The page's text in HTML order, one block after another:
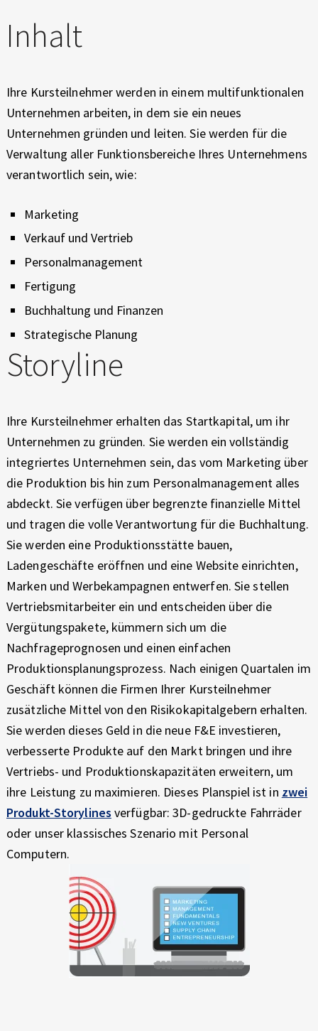
I
I
K
Inhalt
Ihre Kursteilnehmer werden in einem multifunktionalen
Unternehmen arbeiten, in dem sie ein neues
Unternehmen gründen und leiten. Sie werden für die
Verwaltung aller Funktionsbereiche Ihres Unternehmens
verantwortlich sein, wie:
Marketing
Verkauf und Vertrieb
Personalmanagement
Fertigung
Buchhaltung und Finanzen
Strategische Planung
Storyline
Ihre Kursteilnehmer erhalten das Startkapital, um ihr
Unternehmen zu gründen. Sie werden ein vollständig
integriertes Unternehmen sein, das vom Marketing über
die Produktion bis hin zum Personalmanagement alles
abdeckt. Sie verfügen über begrenzte finanzielle Mittel
und tragen die volle Verantwortung für die Buchhaltung.
Sie werden eine Produktionsstätte bauen,
Ladengeschäfte eröffnen und eine Website einrichten,
Marken und Werbekampagnen entwerfen. Sie stellen
Vertriebsmitarbeiter ein und entscheiden über die
Vergütungspakete, kümmern sich um die
Nachfrageprognosen und einen einfachen
Produktionsplanungsprozess. Nach einigen Quartalen im
Geschäft können die Firmen Ihrer Kursteilnehmer
zusätzliche Mittel von den Risikokapitalgebern erhalten.
Sie werden dieses Geld in die neue F&E investieren,
verbesserte Produkte auf den Markt bringen und ihre
Vertriebs- und Produktionskapazitäten erweitern, um
ihre Leistung zu maximieren. Dieses Planspiel ist in zwei
Produkt-Storylines verfügbar: 3D-gedruckte Fahrräder
oder unser klassisches Szenario mit Personal
Computern.